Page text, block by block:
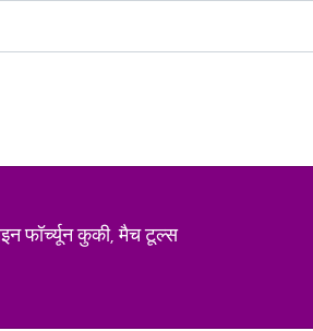
फॉर्च्यून कुकी, मैच टूल्स